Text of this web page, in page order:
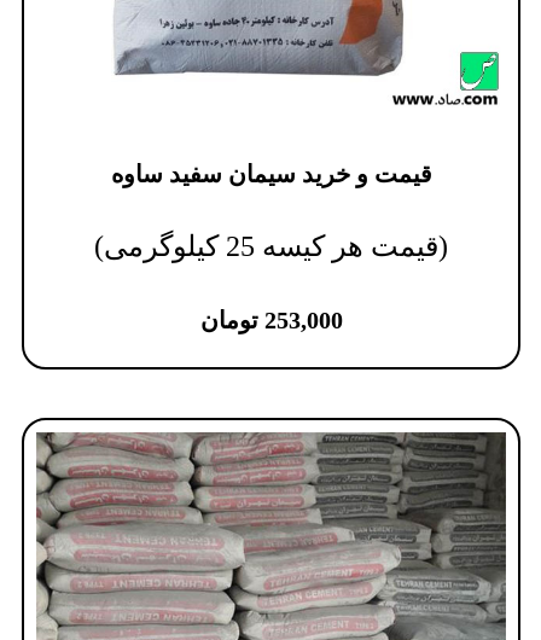
قیمت و خرید سیمان سفید ساوه
(قیمت هر کیسه 25 کیلوگرمی)
253,000 تومان